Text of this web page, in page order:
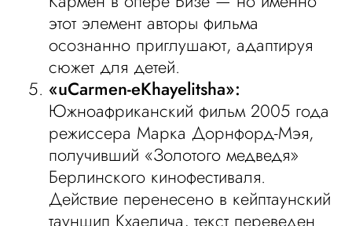
этот элемент авторы фильма
осознанно приглушают, адаптируя
сюжет для детей.
«uCarmen-eKhayelitsha»:
Южноафриканский фильм 2005 года
режиссера Марка Дорнфорд-Мэя,
получивший «Золотого медведя»
Берлинского кинофестиваля.
Действие перенесено в кейптаунский
тауншип Кхаелича, текст переведен